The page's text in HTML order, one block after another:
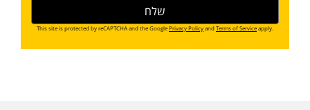
This site is protected by reCAPTCHA and the GooglePrivacy PolicyandTerms of Serviceapply.